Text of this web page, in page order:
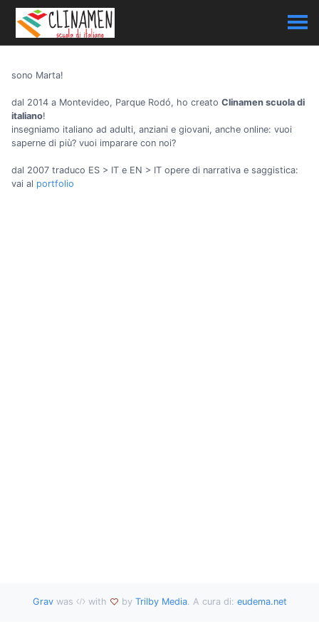
sono Marta!
dal 2014 a Montevideo, Parque Rodó, ho creato Clinamen scuola di
italiano!
insegniamo italiano ad adulti, anziani e giovani, anche online: vuoi
saperne di più? vuoi imparare con noi?
dal 2007 traduco ES > IT e EN > IT opere di narrativa e saggistica:
vai al portfolio
Gravwas with by Trilby Media. A cura di: eudema.net